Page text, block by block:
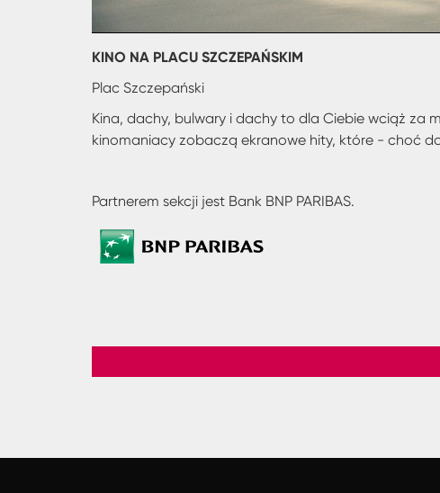
KINO NA PLACU SZCZEPAŃSKIM
Plac Szczepański
Kina, dachy, bulwary i dachy to dla Ciebie wciąż za
kinomaniacy zobaczą ekranowe hity, które - choć
Partnerem sekcji jest Bank BNP PARIBAS.